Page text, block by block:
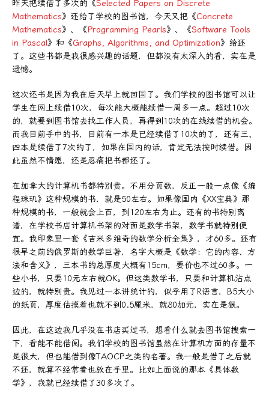
昨天把续借了多次的《Selected Papers on Discrete
Mathematics》还给了学校的图书馆，今天又把《Concrete
Mathematics》、《Programming Pearls》、《Software Tools
in Pascal》和《Graphs, Algorithms, and Optimization》给还
了。这些书都是我很感兴趣的话题，但都没有太深入的看，实在是
遗憾。
这次还书是因为我在后天早上就回国了。我们学校的图书馆可以让
学生在网上续借10次，每次能大概能续借一周多一点。超过10次
的，就要到图书馆去找工作人员，再得到10次的在线续借的机会。
而我目前手中的书，目前有一本是已经续借了10次的了，还有三、
四本是续借了7次的了，如果在国内的话，肯定无法按时续借。因
此虽然不情愿，还是忍痛把书都还了。
在加拿大的计算机书都特别贵。不用分页数，反正一般一点像《编
程珠玑》这种规模的书，就是50左右。如果像国内《XX宝典》那
种规模的书，一般就会上百，到120左右为止。还有的书特别离
谱，在学校书店计算机书架的对面是数学书架，数学书就特别便
宜。我印象里一套《吉米多维奇的数学分析全集》，才60多。还有
很早之前的俄罗斯的数学巨著，名字大概是《数学：它的内容、方
法和含义》，三本书的总厚度大概有15cm，要价也不过60多。一
些小书，只要10元左右就OK。但这类数学书，只要和计算机沾点
边的，就特别贵。我见过一本讲统计的，似乎用了R语言，B5大小
的纸页，厚度估摸着也就不到0.5厘米，就80加元，实在是狠。
因此，在这边我几乎没在书店买过书，想看什么就去图书馆搜索一
下，看能不能借阅。我们学校的图书馆虽然在计算机方面的存量不
是很大，但也能借到像TAOCP之类的名著。我一般是借了之后就
不还，就算不经常看也放在手里。比如上面说的那本《具体数
学》，我就已经续借了30多次了。